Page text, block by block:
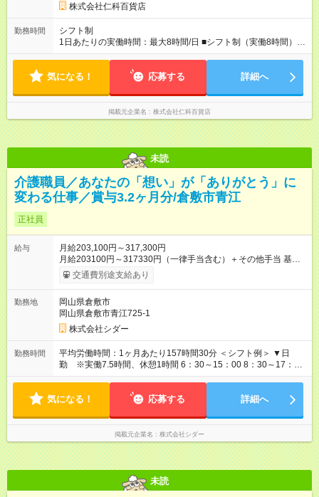
株式会社仁科百貨店
勤務時間
シフト制
1日あたりの実働時間：最大8時間/日 ■シフト制（実働8時間）
【1】7：00～16：00 【2】8：00～17：00 【3】9：00～18：
気になる！ 応募する 詳細へ
掲載元企業名 株式会社仁科百貨店
未読
介護職員／あなたの「想い」が「ありがとう」に
変わる仕事／賞与3.2ヶ月分/倉敷市青江
正社員
給与
月給203,100円～317,300円
月給203100円～317330円（⼀律⼿当含む）＋その他⼿当 基本
給 140,900～247,630円 ※基本給は介護以外の業種やパート経験
も反映いたします。 ※⼀律⼿当には、下記3つを含みます □加給
当:15,000円 【 その他⼿当・インセンティブ 】 ■住宅⼿当（世
帯主のみ） 10,000円 （関東圏15,000円） ■家族⼿当：配偶者
10,000円、⼦ども4,000円 ■夜勤⼿当：2,000円 ■資格⼿当：
10,000円（介護福祉⼠・社会福祉⼠・社会福祉主事）
2,000円（実務者研修） ■通勤⼿当：上限
24,000円/⽉ 、関東圏30,000円/月 ■賞与3.2ヶ月分（年２回） ■
80,000円⽀給） ※処遇改善手当総支給は508400円 【試用期
間】試用期間あり 試用期間の長さ：3ヶ月 雇用形態、給与は本
採用時と同じです。
交通費別途支給あり
勤務地
岡山県倉敷市
岡山県倉敷市青江725-1
株式会社シダー
勤務時間
平均労働時間：1ヶ月あたり157時間30分 ＜シフト例＞ ▼日
勤 ※実働7.5時間、休憩1時間 6：30～15：00 8：30～17：00
11：00～19：30 13：00～21：30 ▼夜勤 ※実働10時間、休憩
～20時間程度 平均労働時間：1ヶ月あたり157時間30分 ＜シフ
30～17：00 11：00～19：30 13：00～21：30 ▼夜勤 ※実働
10時間、休憩2時間。月5回～6回あります。 21：00～翌9：00
残業月平均10～20時間程度
気になる！ 応募する 詳細へ
掲載元企業名 株式会社シダー
未読